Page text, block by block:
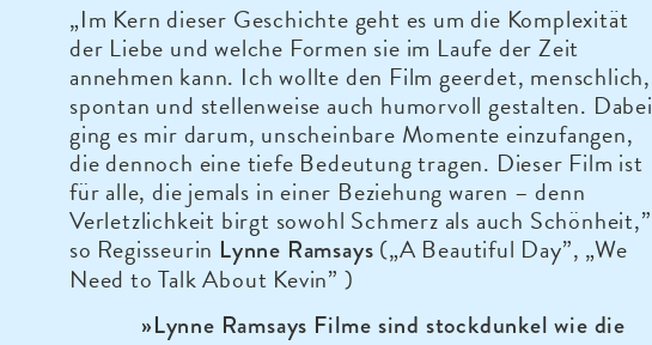
„Im Kern dieser Geschichte geht es um die Komplexität
der Liebe und welche Formen sie im Laufe der Zeit
annehmen kann. Ich wollte den Film geerdet, menschlich,
spontan und stellenweise auch humorvoll gestalten. Dabei
ging es mir darum, unscheinbare Momente einzufangen,
die dennoch eine tiefe Bedeutung tragen. Dieser Film ist
für alle, die jemals in einer Beziehung waren – denn
Verletzlichkeit birgt sowohl Schmerz als auch Schönheit,”
so Regisseurin Lynne Ramsays („A Beautiful Day”, „We
Need to Talk About Kevin” )
»Lynne Ramsays Filme sind stockdunkel wie die